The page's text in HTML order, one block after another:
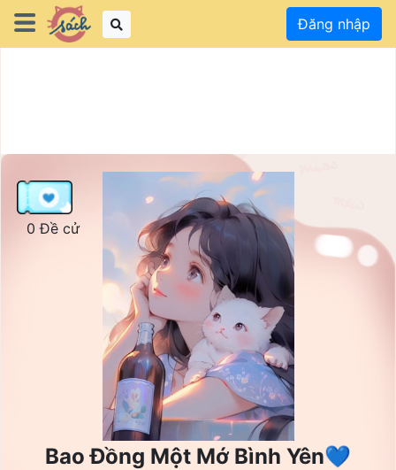
Đăng nhập
0 Đề cử
Bao Đồng Một Mớ Bình Yên💙